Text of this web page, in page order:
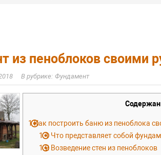
из пеноблоков своими
Фундамент
1Как построить баню из пеноблока
1.1 Что представляет собой
1.2 Возведение стен из пеноблоков